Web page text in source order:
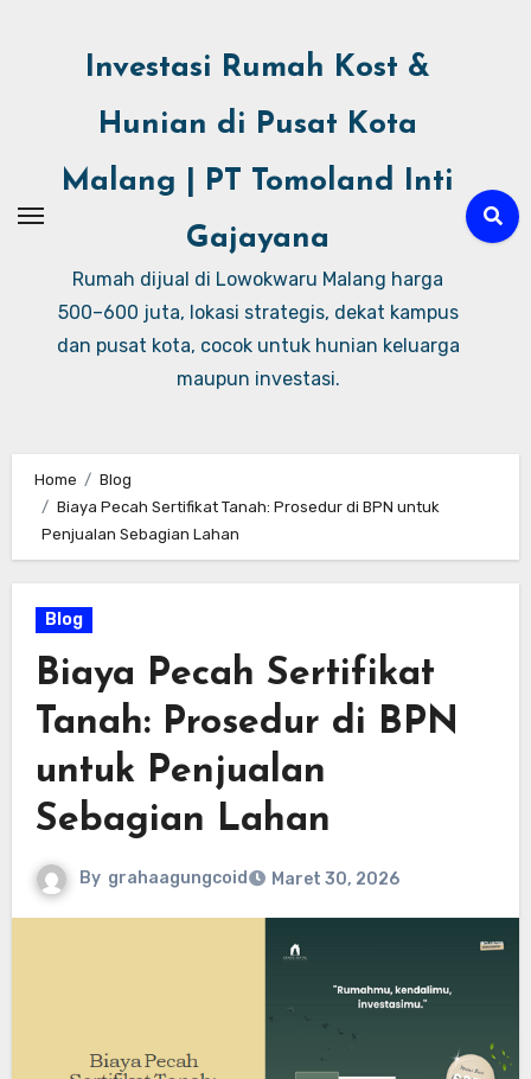
Investasi Rumah Kost &
Hunian di Pusat Kota
Malang | PT Tomoland Inti
Gajayana
Rumah dijual di Lowokwaru Malang harga
500–600 juta, lokasi strategis, dekat kampus
dan pusat kota, cocok untuk hunian keluarga
maupun investasi.
Home
Blog
Biaya Pecah Sertifikat Tanah: Prosedur di BPN untuk
Penjualan Sebagian Lahan
Blog
Biaya Pecah Sertifikat
Tanah: Prosedur di BPN
untuk Penjualan
Sebagian Lahan
By grahaagungcoid Maret 30, 2026